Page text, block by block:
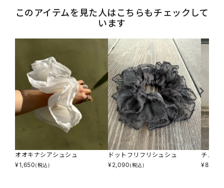
このアイテムを見た人はこちらもチェックして
います
オオキナシアシュシュ
¥1,650(税込)
ドットフリフリシュシュ
¥2,090(税込)
チュウ
¥8,690